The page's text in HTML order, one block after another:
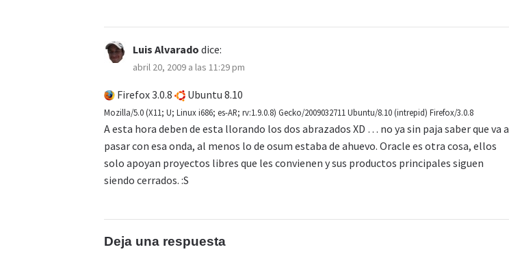
Luis Alvarado dice:
abril 20, 2009 a las 11:29 pm
Firefox 3.0.8 Ubuntu 8.10
Mozilla/5.0 (X11; U; Linux i686; es-AR; rv:1.9.0.8) Gecko/2009032711 Ubuntu/8.10 (intrepid) Firefox/3.0.8
A esta hora deben de esta llorando los dos abrazados XD … no ya sin paja saber que va a
pasar con esa onda, al menos lo de osum estaba de ahuevo. Oracle es otra cosa, ellos
solo apoyan proyectos libres que les convienen y sus productos principales siguen
siendo cerrados. :S
Deja una respuesta